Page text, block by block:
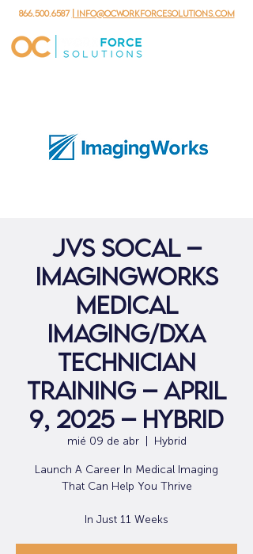
866.500.6587 | info@ocworkforcesolutions.com
JVS SoCal –
ImagingWorks
Medical
Imaging/DXA
Technician
Training – April
9, 2025 – Hybrid
mié 09 de abr
  |
Hybrid
Launch A Career In Medical Imaging
That Can Help You Thrive
In Just 11 Weeks